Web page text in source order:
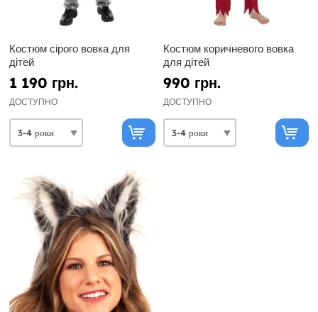
Костюм сірого вовка для
дітей
1 190 грн.
ДОСТУПНО
Костюм коричневого вовка
для дітей
990 грн.
ДОСТУПНО